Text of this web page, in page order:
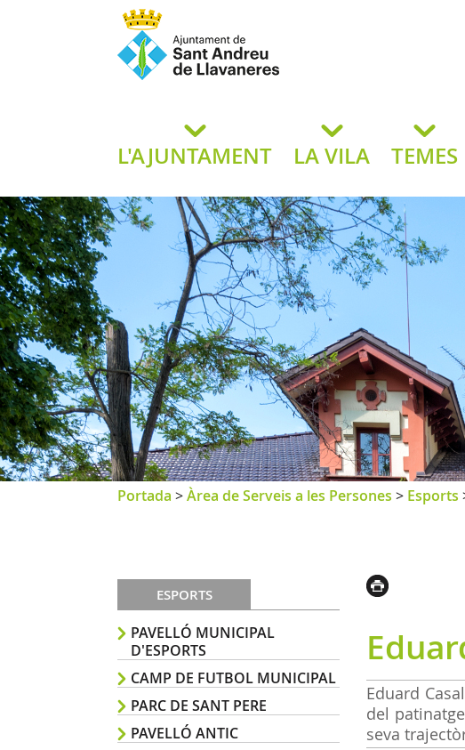
de
L'AJUNTAMENT LA VILA TEMES
Portada >Àrea de Serveis a les Persones > Esports
ESPORTS
PAVELLÓ MUNICIPAL
D'ESPORTS
CAMP DE FUTBOL MUNICIPAL
PARC DE SANT PERE
PAVELLÓ ANTIC
Eduard
del
seva